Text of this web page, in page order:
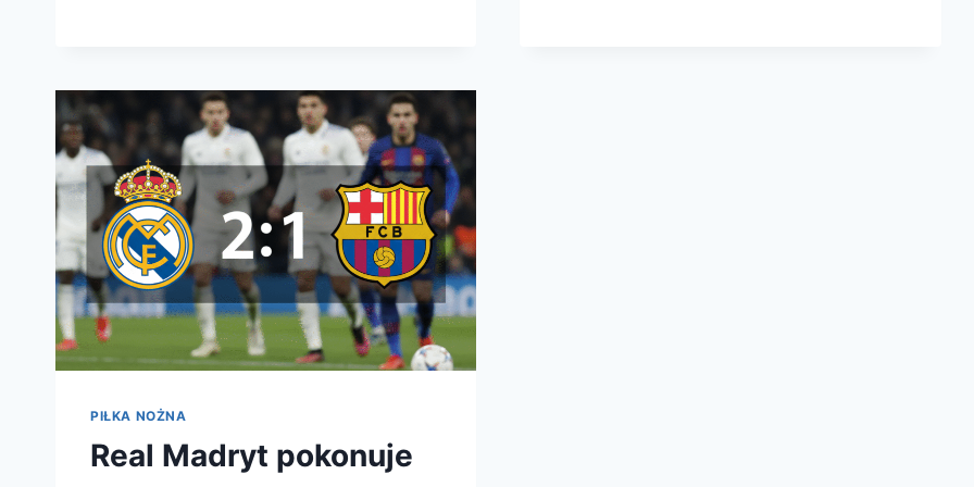
PIŁKA NOŻNA
Real Madryt pokonuje